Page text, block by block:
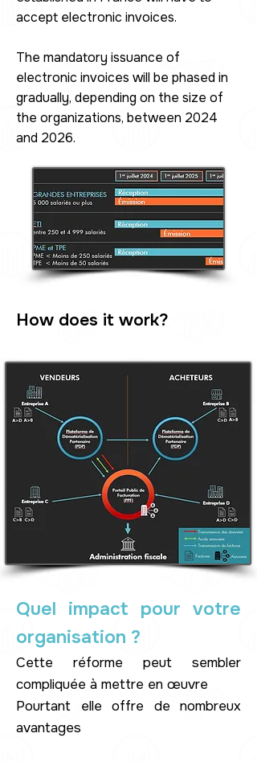
accept electronic invoices.
The mandatory issuance of
electronic invoices will be phased in
gradually, depending on the size of
the organizations, between 2024
and 2026.
How does it work?
Quel impact pour votre
organisation ?
Cette réforme peut sembler
compliquée à mettre en œuvre
Pourtant ​elle offre de nombreux
avantages​